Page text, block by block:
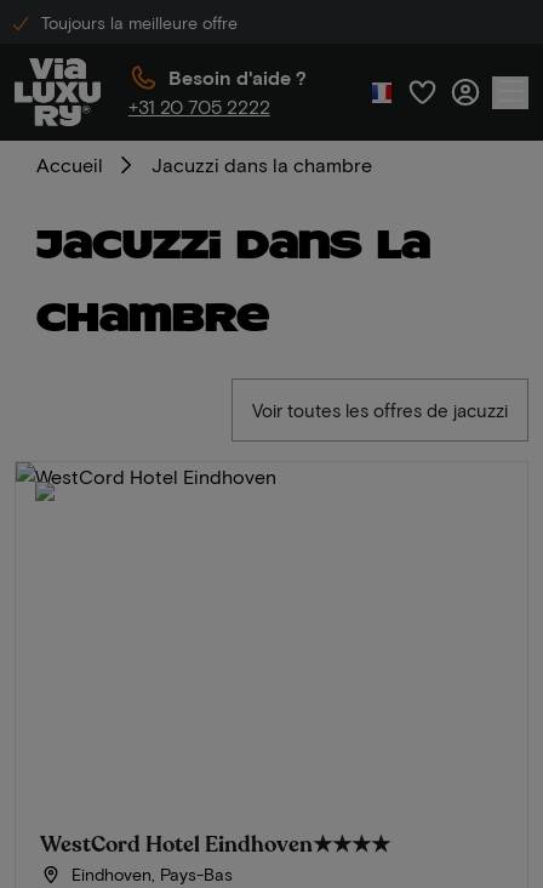
Toujours la meilleure offre
Besoin d'aide ?
+31 20 705 2222
Accueil Jacuzzi dans la chambre
Jacuzzi dans la
chambre
Voir toutes les offres de jacuzzi
WestCord Hotel Eindhoven★★★★
Eindhoven, Pays-Bas